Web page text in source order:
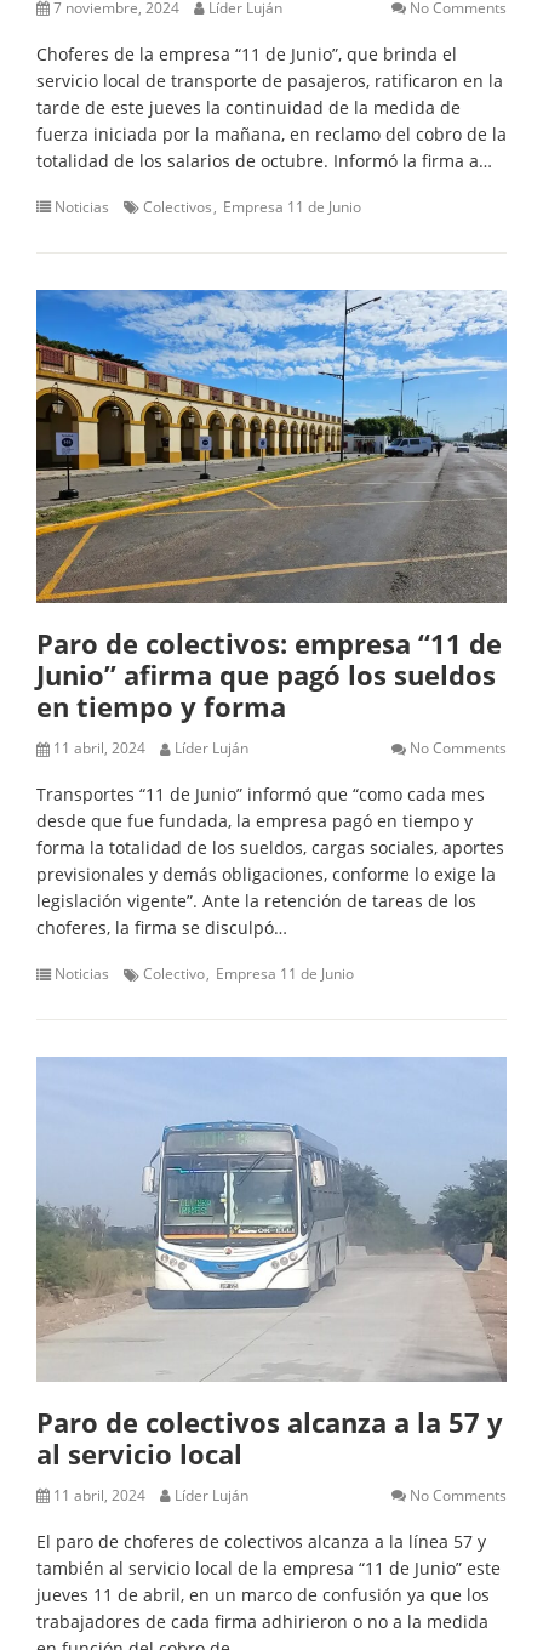
7 noviembre, 2024 Líder Luján No Comments
Choferes de la empresa “11 de Junio”, que brinda el
servicio local de transporte de pasajeros, ratificaron en la
tarde de este jueves la continuidad de la medida de
fuerza iniciada por la mañana, en reclamo del cobro de la
totalidad de los salarios de octubre. Informó la firma a…
Noticias Colectivos Empresa 11 de Junio
Paro de colectivos: empresa “11 de
Junio” afirma que pagó los sueldos
en tiempo y forma
11 abril, 2024 Líder Luján No Comments
Transportes “11 de Junio” informó que “como cada mes
desde que fue fundada, la empresa pagó en tiempo y
forma la totalidad de los sueldos, cargas sociales, aportes
previsionales y demás obligaciones, conforme lo exige la
legislación vigente”. Ante la retención de tareas de los
choferes, la firma se disculpó…
Noticias Colectivo Empresa 11 de Junio
Paro de colectivos alcanza a la 57 y
al servicio local
11 abril, 2024 Líder Luján No Comments
El paro de choferes de colectivos alcanza a la línea 57 y
también al servicio local de la empresa “11 de Junio” este
jueves 11 de abril, en un marco de confusión ya que los
trabajadores de cada firma adhirieron o no a la medida